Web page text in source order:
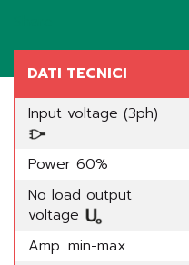
DATI TECNICI
Input voltage (3ph)
Power 60%
No load output
voltage
Amp. min-max